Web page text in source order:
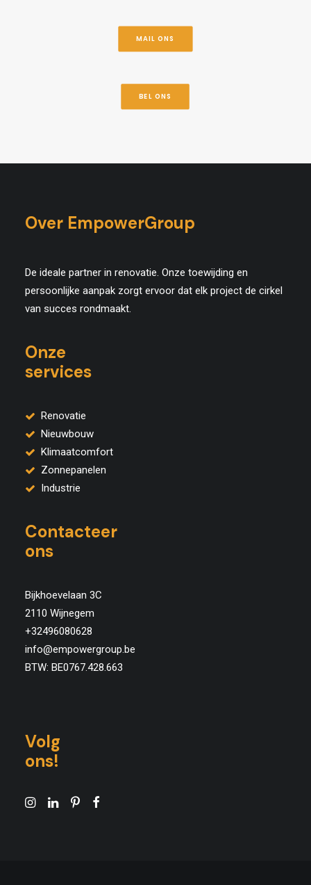
MAIL ONS
BEL ONS
Over EmpowerGroup
De ideale partner in renovatie. Onze toewijding en
persoonlijke aanpak zorgt ervoor dat elk project de cirkel
van succes rondmaakt.
Onze
services
Renovatie
Nieuwbouw
Klimaatcomfort
Zonnepanelen
Industrie
Contacteer
ons
Bijkhoevelaan 3C
2110 Wijnegem
+32496080628
info@empowergroup.be
BTW: BE0767.428.663
Volg
ons!